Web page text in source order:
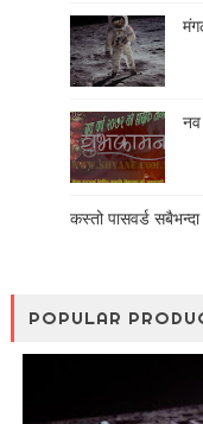
नव
कस्तो पासवर्ड सबैभन्दा
POPULAR